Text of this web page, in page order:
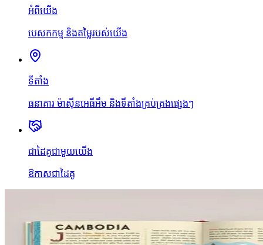
អំពីយើង
បេសកកម្ម និងតម្លៃរបស់យើង
ទីតាំង
ធនាគារ ម៉ាស៊ីនអេធីអឹម និងទីតាំងគ្រប់គ្រងផ្សេងៗ
ជាដៃគូជាមួយយើង
ឱកាសជាដៃគូ